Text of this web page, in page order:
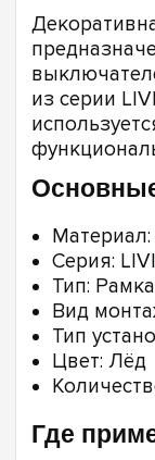
из серии
Серия:
Тип: Рамка
Вид
Тип
Цвет: Лёд
Где